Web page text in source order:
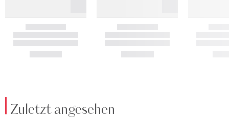
Zuletzt angesehen